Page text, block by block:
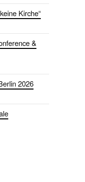
Kirche“
&
2026